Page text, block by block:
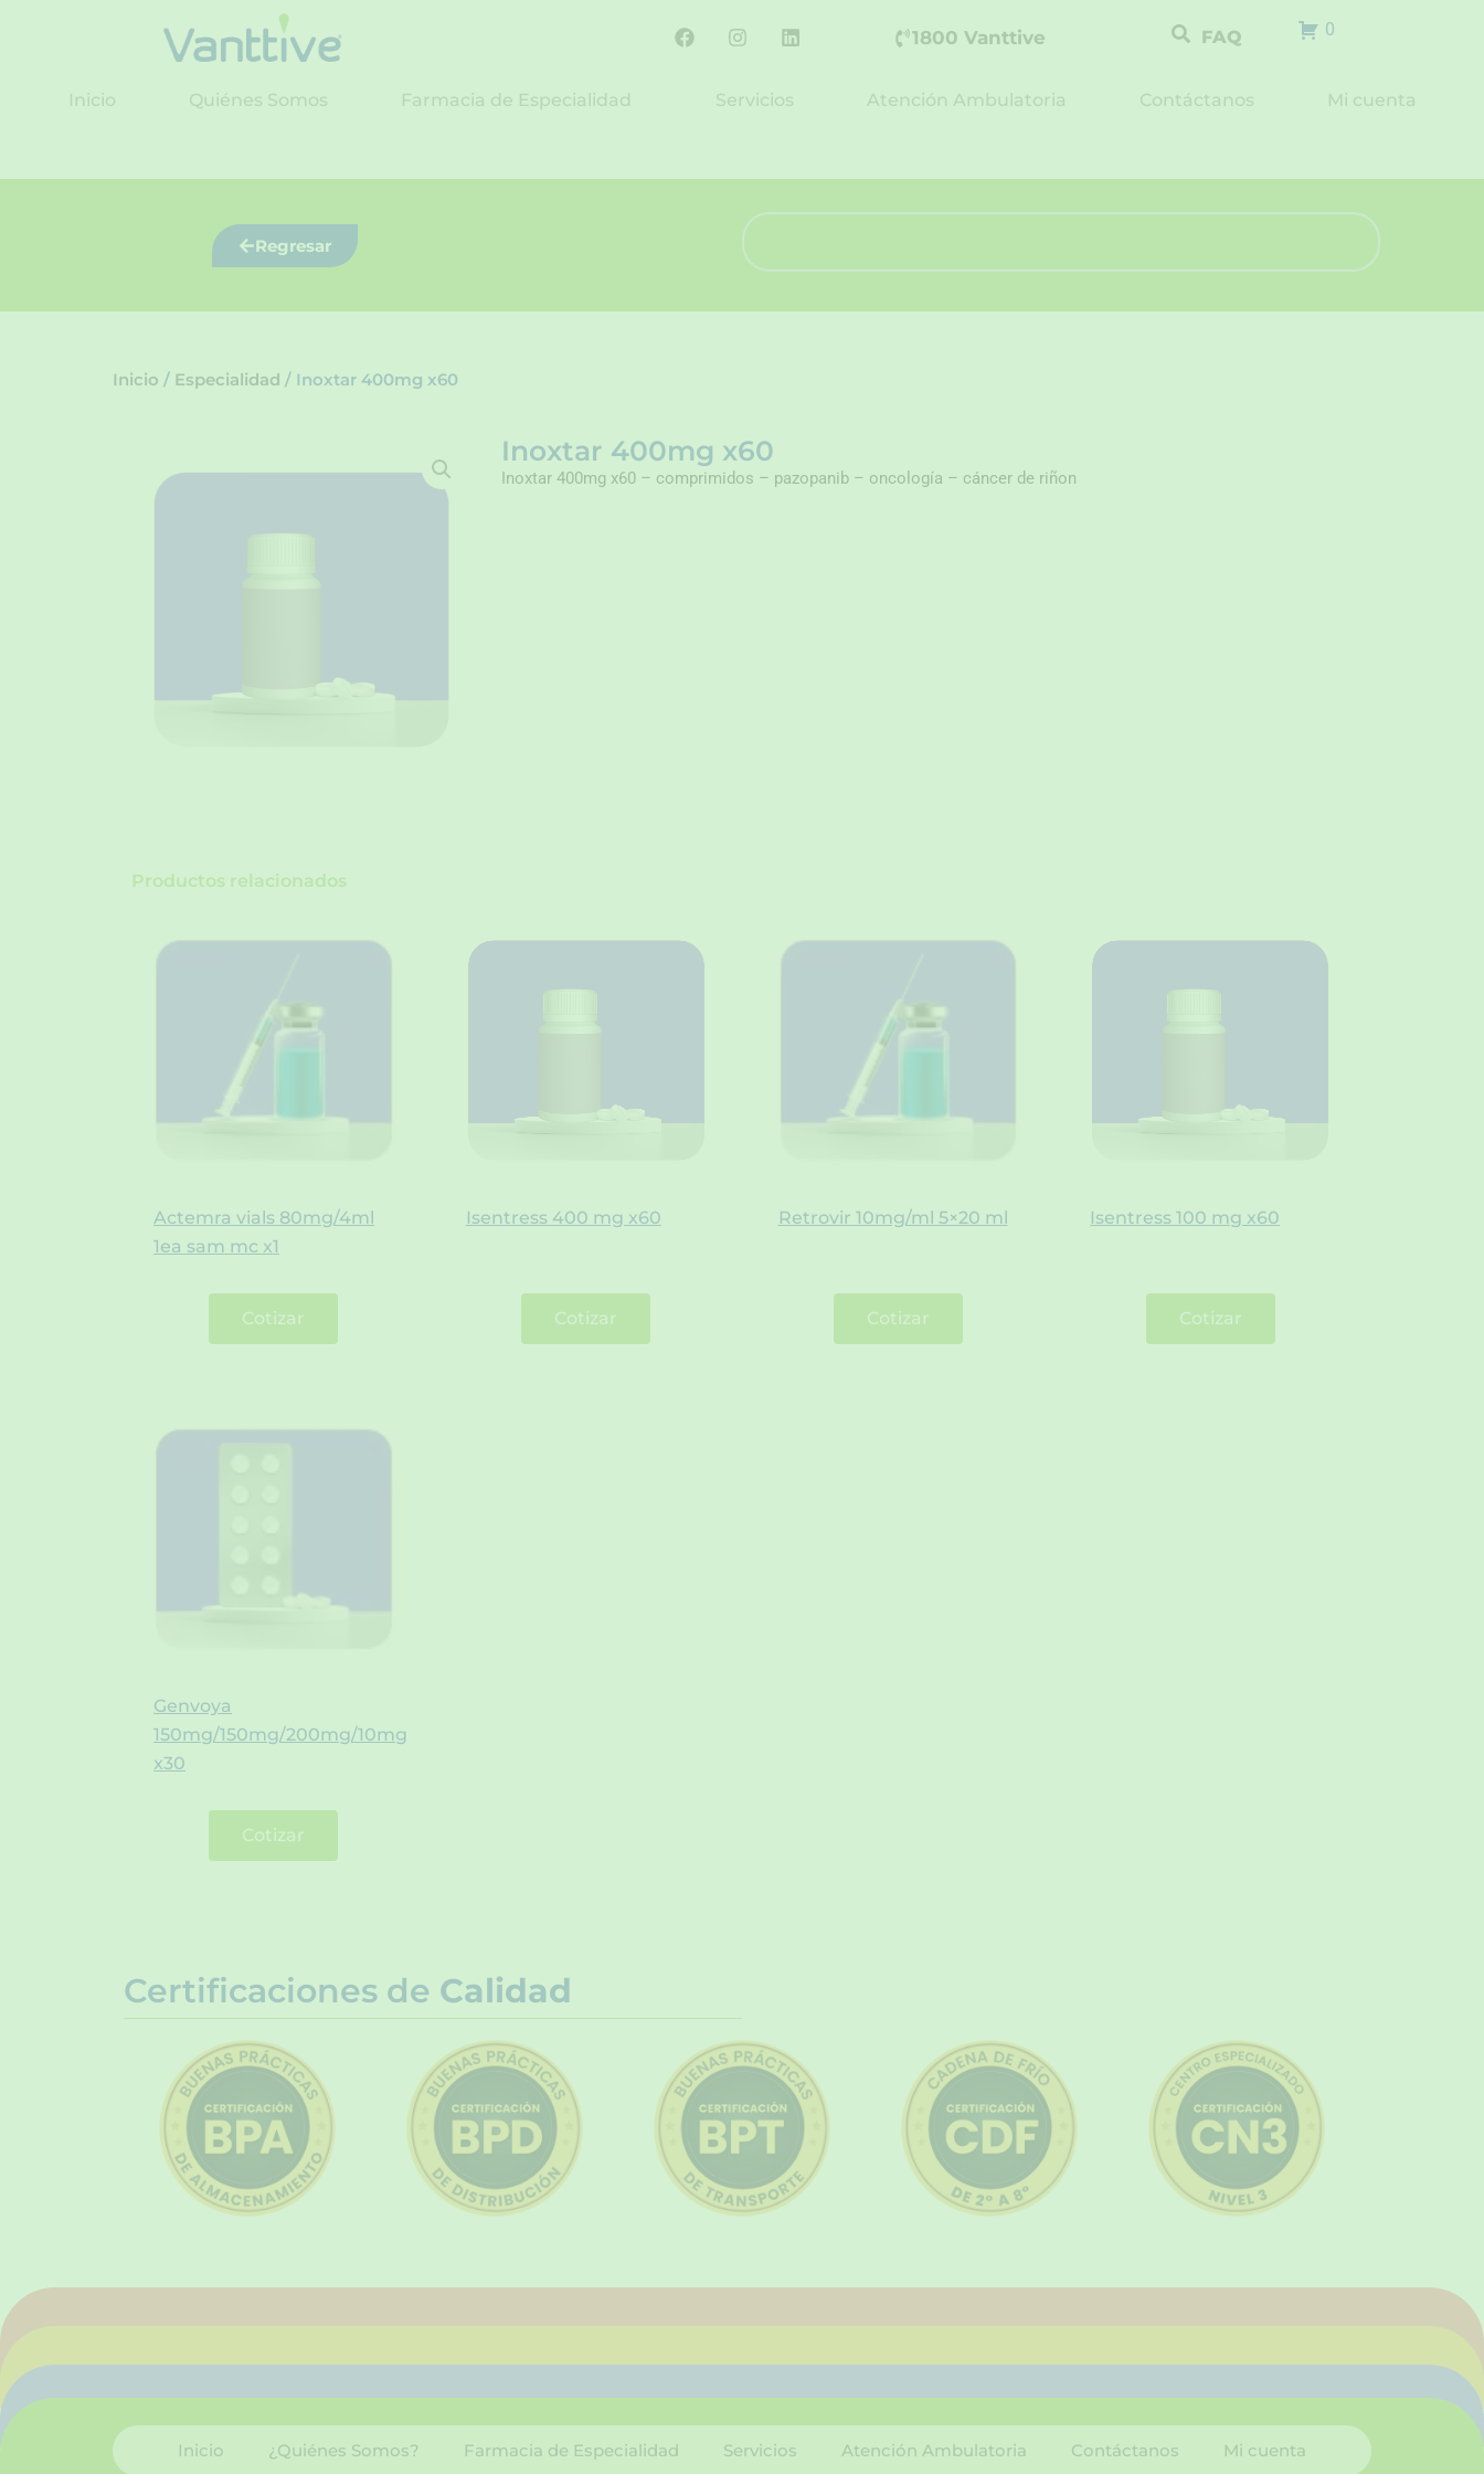
F
a
I
n
a
m
L
i
e
1800 Vanttive FAQ 0
Inicio Quiénes Somos Farmacia de Especialidad Servicios Atención Ambulatoria Contáctanos Mi cuenta
Regresar
Search
Inicio / Especialidad / Inoxtar 400mg x60
Inoxtar 400mg x60
Inoxtar 400mg x60 – comprimidos – pazopanib – oncología – cáncer de riñon
Productos relacionados
Actemra vials 80mg/4ml
1ea sam mc x1
Cotizar
Isentress 400 mg x60
Cotizar
Retrovir 10mg/ml 5×20 ml
Cotizar
Isentress 100 mg x60
Cotizar
Genvoya
150mg/150mg/200mg/10mg
x30
Cotizar
Certificaciones de Calidad
Inicio ¿Quiénes Somos? Farmacia de Especialidad Servicios Atención Ambulatoria Contáctanos Mi cuenta